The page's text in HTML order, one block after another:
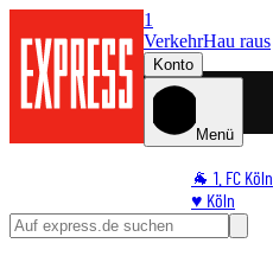
1
VerkehrHau raus
Konto
Menü
🐐 1. FC Köln
♥️ Köln
⭐ Promi